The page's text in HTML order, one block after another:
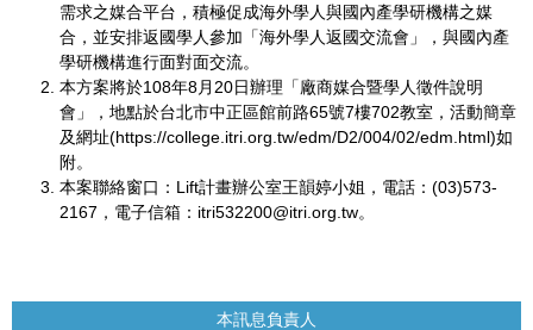
需求之媒合平台，積極促成海外學人與國內產學研機構之媒
合，並安排返國學人參加「海外學人返國交流會」，與國內產
學研機構進行面對面交流。
本方案將於108年8月20日辦理「廠商媒合暨學人徵件說明
會」，地點於台北市中正區館前路65號7樓702教室，活動簡章
及網址(https://college.itri.org.tw/edm/D2/004/02/edm.html)如
附。
本案聯絡窗口：Lift計畫辦公室王韻婷小姐，電話：(03)573-
2167，電子信箱：itri532200@itri.org.tw。
本訊息負責人